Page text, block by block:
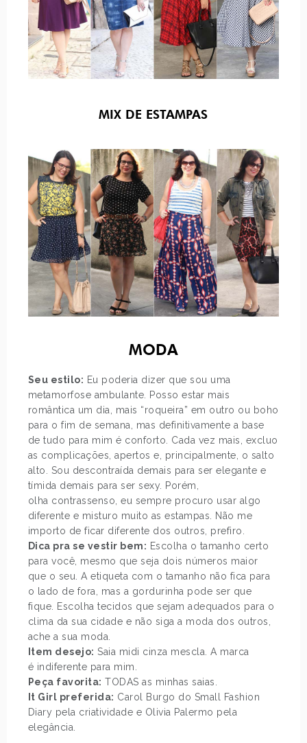
MIX DE ESTAMPAS
MODA
Seu estilo: Eu poderia dizer que sou uma
metamorfose ambulante. Posso estar mais
romântica um dia, mais “roqueira” em outro ou boho
para o fim de semana, mas definitivamente a base
de tudo para mim é conforto. Cada vez mais, excluo
as complicações, apertos e, principalmente, o salto
alto. Sou descontraída demais para ser elegante e
tímida demais para ser sexy. Porém,
olha contrassenso, eu sempre procuro usar algo
diferente e misturo muito as estampas. Não me
importo de ficar diferente dos outros, prefiro.
Dica pra se vestir bem: Escolha o tamanho certo
para você, mesmo que seja dois números maior
que o seu. A etiqueta com o tamanho não fica para
o lado de fora, mas a gordurinha pode ser que
fique. Escolha tecidos que sejam adequados para o
clima da sua cidade e não siga a moda dos outros,
ache a sua moda.
Item desejo: Saia midi cinza mescla. A marca
é indiferente para mim.
Peça favorita: TODAS as minhas saias.
It Girl preferida: Carol Burgo do Small Fashion
Diary pela criatividade e Olivia Palermo pela
elegância.